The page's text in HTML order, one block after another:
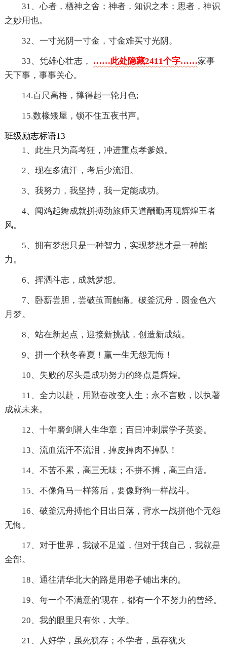
31、心者，栖神之舍；神者，知识之本；思者，神识
之妙用也。
32、一寸光阴一寸金，寸金难买寸光阴。
33、凭雄心壮志， ……此处隐藏2411个字……家事
天下事，事事关心。
14.百尺高梧，撑得起一轮月色;
15.数椽矮屋，锁不住五夜书声。
班级励志标语13
1、此生只为高考狂，冲进重点孝爹娘。
2、现在多流汗，考后少流泪。
3、我努力，我坚持，我一定能成功。
4、闻鸡起舞成就拼搏劲旅师天道酬勤再现辉煌王者
风。
5、拥有梦想只是一种智力，实现梦想才是一种能
力。
6、挥洒斗志，成就梦想。
7、卧薪尝胆，尝破茧而触痛。破釜沉舟，圆金色六
月梦。
8、站在新起点，迎接新挑战，创造新成绩。
9、拼一个秋冬春夏！赢一生无怨无悔！
10、失败的尽头是成功努力的终点是辉煌。
11、全力以赴，用勤奋改变人生；永不言败，以执著
成就未来。
12、十年磨剑谱人生华章；百日冲刺展学子英姿。
13、流血流汗不流泪，掉皮掉肉不掉队！
14、不苦不累，高三无味；不拼不搏，高三白活。
15、不像角马一样落后，要像野狗一样战斗。
16、破釜沉舟搏他个日出日落，背水一战拼他个无怨
无悔。
17、对于世界，我微不足道，但对于我自己，我就是
全部。
18、通往清华北大的路是用卷子铺出来的。
19、每一个不满意的'现在，都有一个不努力的曾经。
20、我的眼里只有你，大学。
21、人好学，虽死犹存；不学者，虽存犹灭